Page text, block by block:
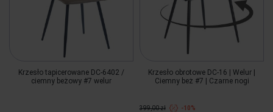
Krzesło tapicerowane DC-6402 /
ciemny beżowy #7 welur
Krzesło obrotowe DC-16 | Welur |
Ciemny beż #7 | Czarne nogi
399,00 zł -10%